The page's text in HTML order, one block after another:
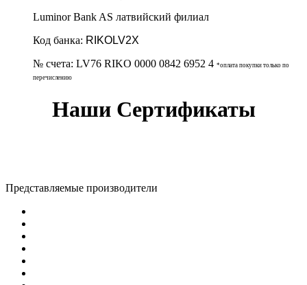
Luminor Bank AS латвийский филиал
Код банка: RIKOLV2X
№ счета: LV76 RIKO 0000 0842 6952 4 *оплата покупки только по
перечислению
Наши Сертификаты
Представляемые производители